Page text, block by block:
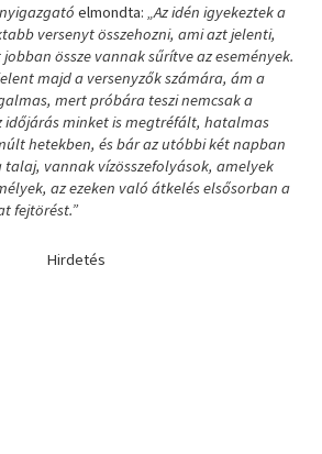
elmondta: „Az idén igyekeztek a
versenyt összehozni, ami azt jelenti,
össze vannak sűrítve az események.
majd a versenyzők számára, ám a
mert próbára teszi nemcsak a
időjárás minket is megtréfált, hatalmas
hetekben, és bár az utóbbi két napban
vannak vízösszefolyások, amelyek
az ezeken való átkelés elsősorban a
fejtörést.”
Hirdetés